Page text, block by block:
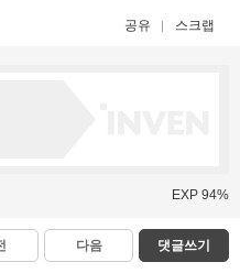
공유 스크랩
EXP 94%
다음 댓글쓰기